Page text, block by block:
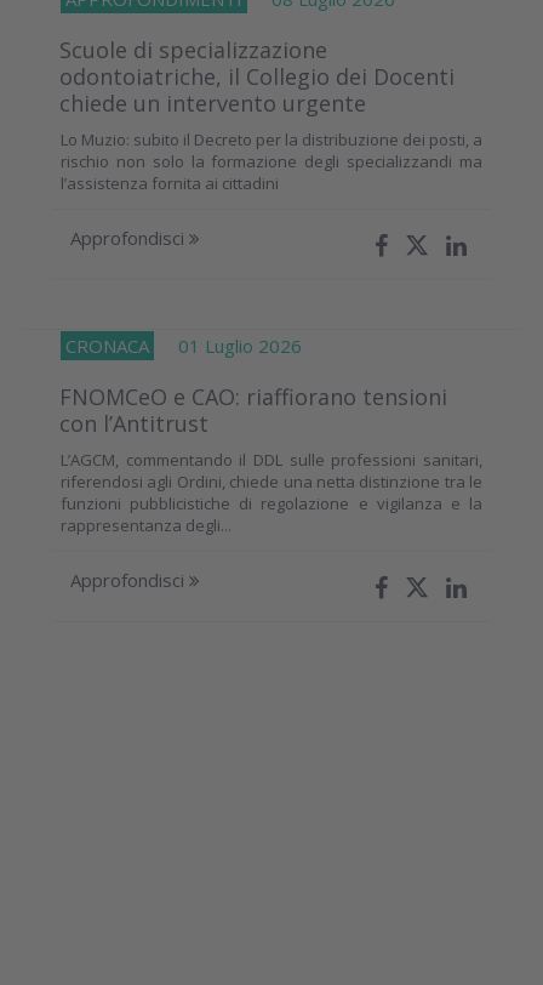
Scuole di specializzazione
odontoiatriche, il Collegio dei Docenti
chiede un intervento urgente
Lo Muzio: subito il Decreto per la distribuzione dei posti, a
rischio non solo la formazione degli specializzandi ma
l’assistenza fornita ai cittadini
Approfondisci
CRONACA 01 Luglio 2026
FNOMCeO e CAO: riaffiorano tensioni
con l’Antitrust
L’AGCM, commentando il DDL sulle professioni sanitari,
riferendosi agli Ordini, chiede una netta distinzione tra le
funzioni pubblicistiche di regolazione e vigilanza e la
rappresentanza degli...
Approfondisci